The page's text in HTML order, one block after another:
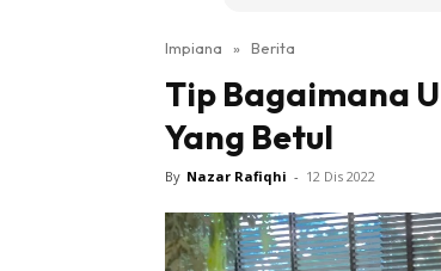
Impiana » Berita
Tip Bagaimana
Yang Betul
By Nazar Rafiqhi - 12 Dis 2022